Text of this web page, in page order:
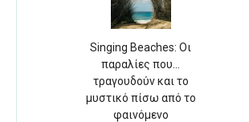
Singing Beaches: Οι
παραλίες που…
τραγουδούν και το
μυστικό πίσω από το
φαινόμενο